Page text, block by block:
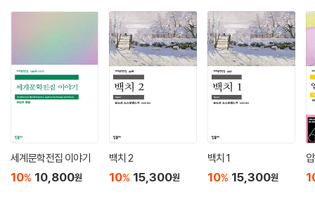
세계문학전집 이야기
10% 10,800원
백치 2
10% 15,300원
백치 1
10% 15,300원